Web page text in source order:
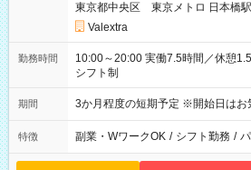
東京都中央区 東京メトロ 日本橋駅
Valextra
勤務時間
10:00～20:00 実働7.5時間／休憩1.5時間 営業時間に合わせた
シフト制
期間 3か月程度の短期予定 ※開始日はお
特徴 副業・WワークOK / シフト勤務 /